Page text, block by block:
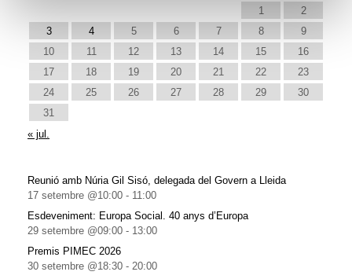
1
2
3
4 5 6 7 8
9
10
11 12 13 14 15
16
17
18 19 20 21 22
23
24
25 26 27 28 29
30
31
« jul.
Reunió amb Núria Gil Sisó, delegada del Govern a Lleida
17 setembre @10:00 - 11:00
Esdeveniment: Europa Social. 40 anys d’Europa
29 setembre @09:00 - 13:00
Premis PIMEC 2026
30 setembre @18:30 - 20:00